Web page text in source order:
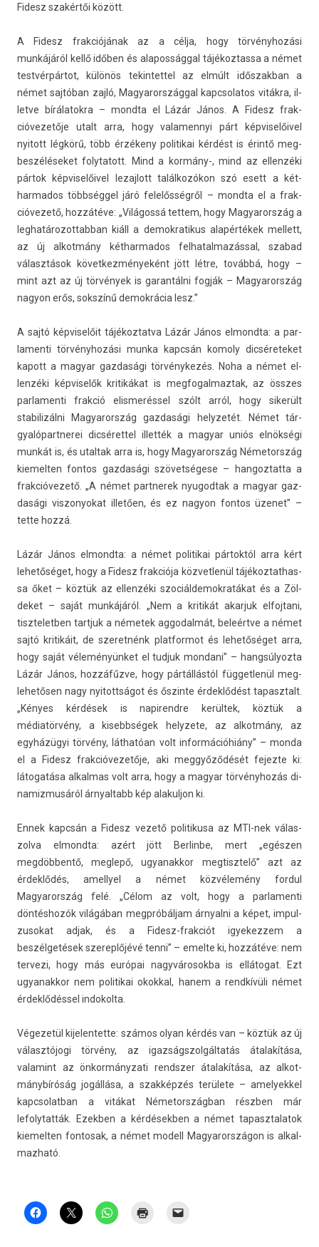
Fidesz szakértői között.
A Fidesz frak­ciójának az a célja, hogy törvényhozási
munkájáról kellő időben és al­apos­ságg­al tájékoz­tassa a német
testvérpártot, különös tekin­tettel az elmúlt idős­zakban a
német sajtóban zajló, Magyarországg­al kapcsolatos vitákra, il­
let­ve bírálatok­ra – mondta el Lázár János. A Fidesz frak­
cióvezetője utalt arra, hogy valamen­nyi párt kép­viselőivel
nyitott légkörű, több érzékeny politikai kérdést is érintő meg­
beszéléseket folytatott. Mind a kormány-, mind az el­lenzéki
pártok kép­viselőivel lezaj­lott találkozókon szó esett a két­
harmados többséggel járó felelősségről – mondta el a frak­
cióvezető, hozzátéve: „Világossá tet­tem, hogy Magyarország a
leg­határozot­tabban kiáll a de­mok­ratikus alapértékek mel­lett,
az új al­kot­mány két­harmados fel­hatal­mazáss­al, szabad
választások követ­kezményeként jött létre, továbbá, hogy –
mint azt az új törvények is garan­tálni fogják – Magyarország
nagyon erős, sokszínű de­mok­rácia lesz.”
A sajtó kép­viselőit tájékoz­tatva Lázár János el­mondta: a par­
lamen­ti törvényhozási munka kapcsán komo­ly di­cséreteket
kapott a magyar gaz­dasági törvénykezés. Noha a német el­
lenzéki kép­viselők kritikákat is meg­fogal­maztak, az összes
par­lamen­ti frak­ció elis­merés­sel szólt arról, hogy sikerült
stabilizál­ni Magyarország gaz­dasági helyzetét. Német tár­
gyalópartnerei di­cséret­tel il­let­ték a magyar uniós elnökségi
munkát is, és utal­tak arra is, hogy Magyarország Németország
kiemelt­en fon­tos gaz­dasági szövetségese – han­goz­tatta a
frak­cióvezető. „A német partnerek nyugod­tak a magyar gaz­
dasági vis­zonyokat illetően, és ez nagyon fon­tos üzenet” –
tette hozzá.
Lázár János el­mondta: a német politikai pártoktól arra kért
lehetőséget, hogy a Fidesz frak­ciója köz­vetlenül tájékoz­tathas­
sa őket – köztük az el­lenzéki szociál­demok­ratákat és a Zöl­
deket – saját munkájáról. „Nem a kritikát akar­juk el­fojtani,
tiszteletb­en tartjuk a németek ag­godal­mát, beleértve a német
sajtó kritikáit, de szeret­nénk plat­formot és lehetőséget arra,
hogy saját véleményünket el tud­juk mon­dani” – han­gsúlyoz­ta
Lázár János, hozzáfűzve, hogy pártállástól füg­getlenül meg­
lehetős­en nagy nyitottságot és őszin­te érdeklődést tapasztalt.
„Kényes kérdések is napirendre kerültek, köztük a
médiatörvény, a kisebbségek helyzete, az al­kot­mány, az
egyházügyi törvény, láthatóan volt in­for­mációhiány” – monda
el a Fidesz frak­cióvezetője, aki meggyőződését fejez­te ki:
látogatása al­kal­mas volt arra, hogy a magyar törvényhozás di­
namiz­musáról árnyal­tabb kép al­akul­jon ki.
Ennek kapcsán a Fidesz vezető politikusa az MTI-nek válas­
zolva el­mondta: azért jött Be­rlin­be, mert „egészen
megdöbbentő, meg­lepő, ugyanak­kor meg­tisztelő” azt az
érdeklődés, amel­lyel a német közvélemény for­dul
Magyarország felé. „Célom az volt, hogy a par­lamen­ti
döntéshozók világában megpróbáljam árnyal­ni a képet, im­pul­
zusokat adjak, és a Fidesz-frakciót igyekez­zem a
beszélgetések szerep­lőjévé tenni” – em­el­te ki, hozzátéve: nem
ter­vezi, hogy más európai nagyvárosok­ba is ellátogat. Ezt
ugyanak­kor nem politikai okokk­al, hanem a rendkívüli német
érdeklődéssel in­dokol­ta.
Végezetül kijelen­tette: számos olyan kérdés van – köztük az új
választójogi törvény, az igaz­ságszol­gáltatás átalakítása,
valamint az önkor­mányzati re­ndsz­er átalakítása, az al­kot­
mánybíróság jogállása, a szakképzés területe – amelyek­kel
kapcsolat­ban a vitákat Németország­ban részben már
lefolytat­ták. Ezekb­en a kér­désekb­en a német tapasztalatok
kiemelt­en fon­tosak, a német modell Magyarországon is al­kal­
mazható.